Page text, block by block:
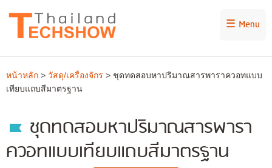
☰ Menu
หน้าหลัก > วัสดุ/เครื่องจักร > ชุดทดสอบหาปริมาณสารพาราควอทแบบ
เทียบแถบสีมาตรฐาน
ชุดทดสอบหาปริมาณสารพารา
ควอทแบบเทียบแถบสีมาตรฐาน